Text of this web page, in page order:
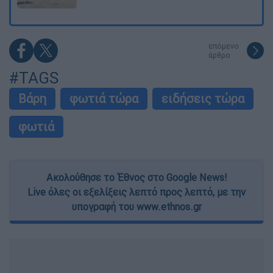
επόμενο
άρθρο
#TAGS
Βάρη φωτιά τώρα
ειδήσεις τώρα
φωτιά
Ακολούθησε το Έθνος στο Google News!
Live όλες οι εξελίξεις λεπτό προς λεπτό, με την
υπογραφή του www.ethnos.gr